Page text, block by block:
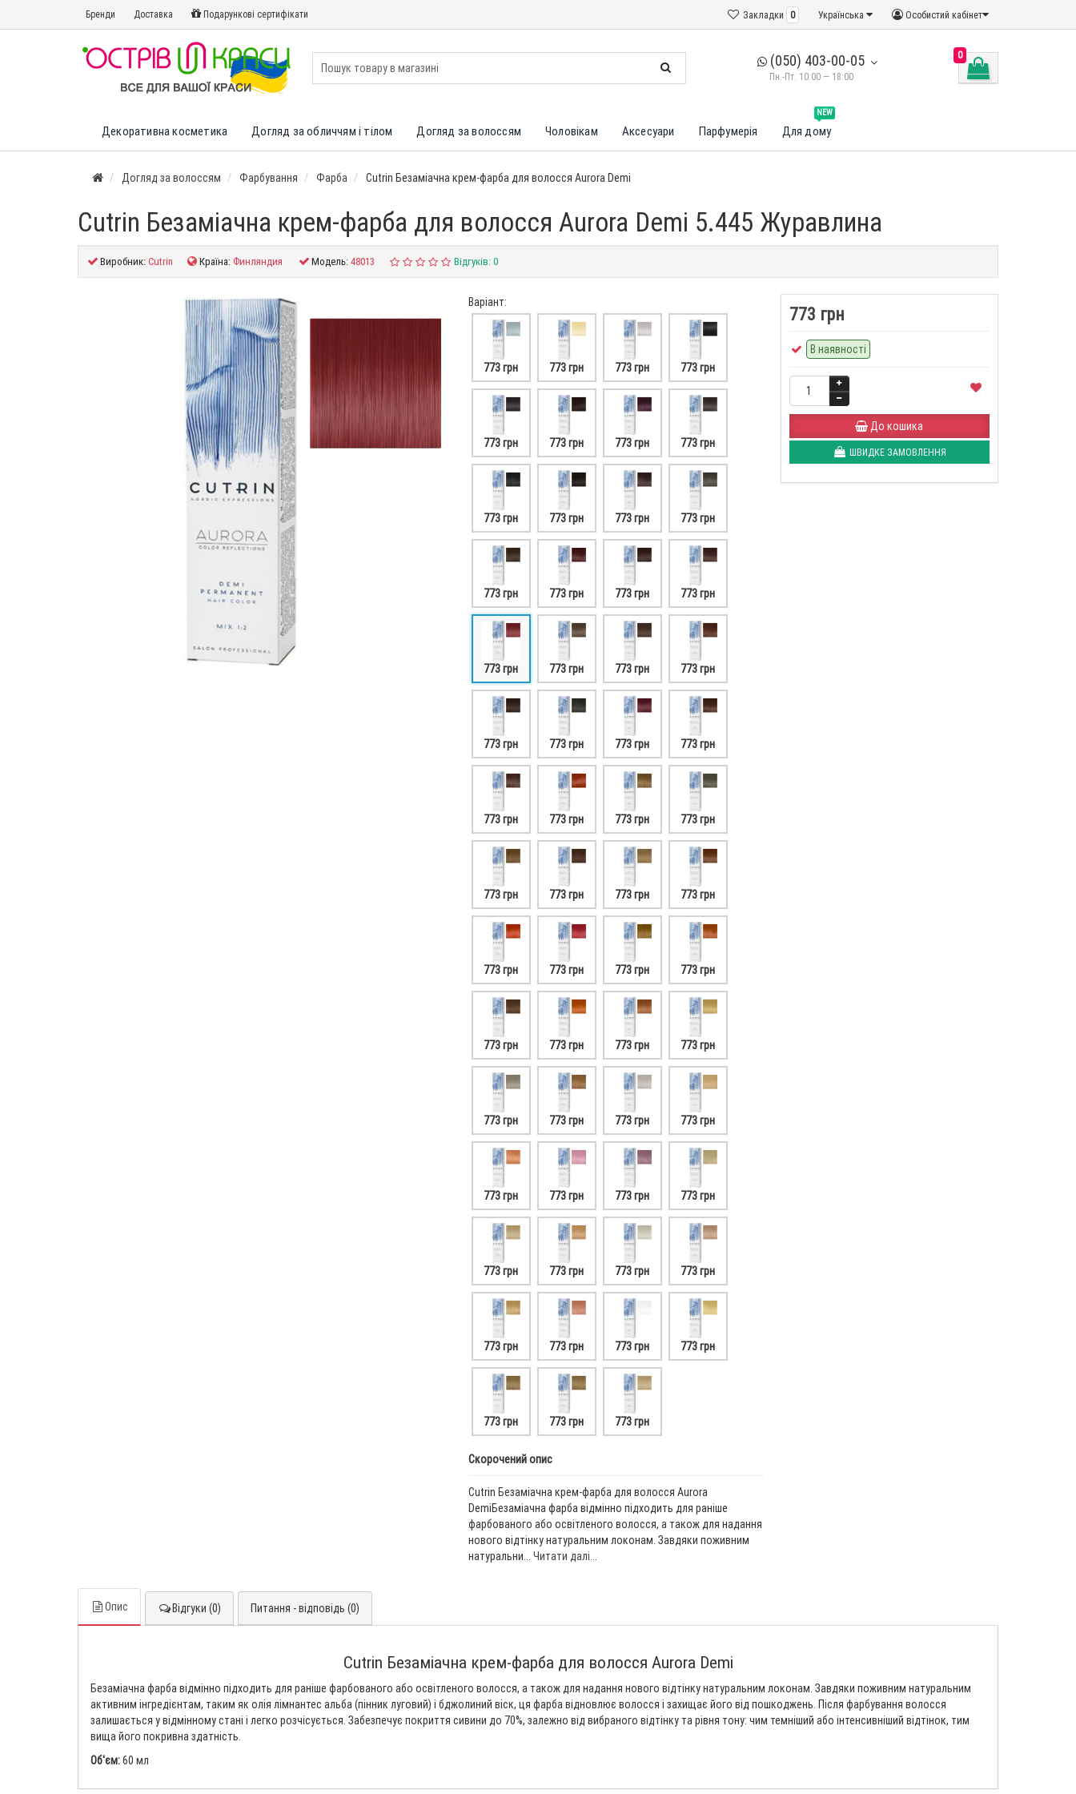
Бренди Доставка Подарункові сертифікати Особистий кабінет
Українська
Закладки 0
(050) 403-00-05
Пн.-Пт. 10:00 — 18:00
0
Декоративна косметика Догляд за обличчям і тілом Догляд за волоссям Чоловікам Аксесуари Парфумерія
NEW
Для дому
Догляд за волоссям Фарбування Фарба Cutrin Безаміачна крем-фарба для волосся Aurora Demi
Cutrin Безаміачна крем-фарба для волосся Aurora Demi 5.445 Журавлина
Виробник:Cutrin Країна: Финляндия Модель:48013 Відгуків: 0
Варіант:
773 грн 773 грн 773 грн 773 грн
773 грн 773 грн 773 грн 773 грн
773 грн 773 грн 773 грн 773 грн
773 грн 773 грн 773 грн 773 грн
773 грн 773 грн 773 грн 773 грн
773 грн 773 грн 773 грн 773 грн
773 грн 773 грн 773 грн 773 грн
773 грн 773 грн 773 грн 773 грн
773 грн 773 грн 773 грн 773 грн
773 грн 773 грн 773 грн 773 грн
773 грн 773 грн 773 грн 773 грн
773 грн 773 грн 773 грн 773 грн
773 грн 773 грн 773 грн 773 грн
773 грн 773 грн 773 грн 773 грн
773 грн 773 грн 773 грн
Скорочений опис
Cutrin Безаміачна крем-фарба для волосся Aurora
DemiБезаміачна фарба відмінно підходить для раніше
фарбованого або освітленого волосся, а також для надання
нового відтінку натуральним локонам. Завдяки поживним
натуральни... Читати далі...
773 грн
В наявності
До кошика
ШВИДКЕ ЗАМОВЛЕННЯ
Опис Відгуки (0) Питання - відповідь (0)
Cutrin Безаміачна крем-фарба для волосся Aurora Demi
Безаміачна фарба відмінно підходить для раніше фарбованого або освітленого волосся, а також для надання нового відтінку натуральним локонам. Завдяки поживним натуральним
активним інгредієнтам, таким як олія лімнантес альба (пінник луговий) і бджолиний віск, ця фарба відновлює волосся і захищає його від пошкоджень. Після фарбування волосся
залишається у відмінному стані і легко розчісується. Забезпечує покриття сивини до 70%, залежно від вибраного відтінку та рівня тону: чим темніший або інтенсивніший відтінок, тим
вища його покривна здатність.
Об'єм:60 мл